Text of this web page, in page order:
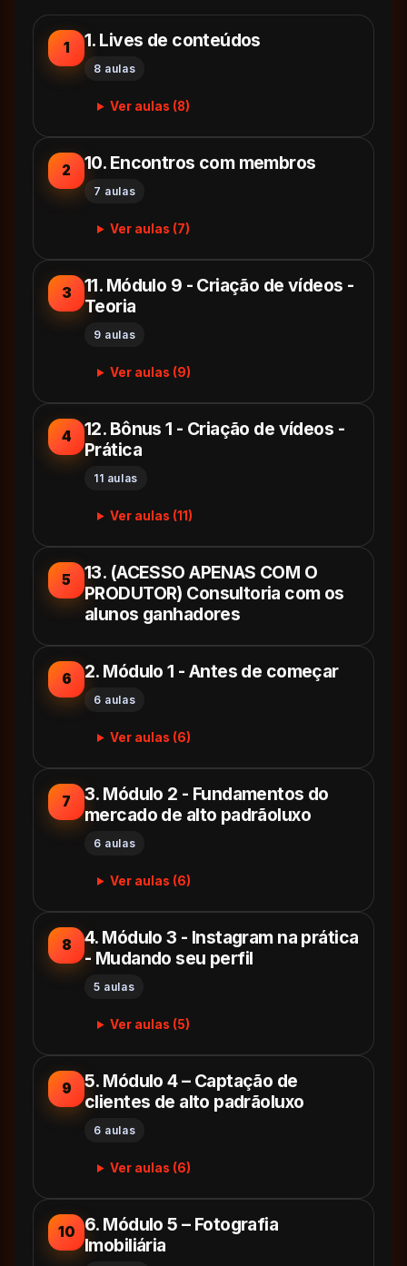
1 1. Lives de conteúdos
8 aulas
Ver aulas (8)
2 10. Encontros com membros
7 aulas
Ver aulas (7)
3
11. Módulo 9 - Criação de vídeos -
Teoria
9 aulas
Ver aulas (9)
4
12. Bônus 1 - Criação de vídeos -
Prática
11 aulas
Ver aulas (11)
5
13. (ACESSO APENAS COM O
PRODUTOR) Consultoria com os
alunos ganhadores
6 2. Módulo 1 - Antes de começar
6 aulas
Ver aulas (6)
7
3. Módulo 2 - Fundamentos do
mercado de alto padrãoluxo
6 aulas
Ver aulas (6)
8
4. Módulo 3 - Instagram na prática
- Mudando seu perfil
5 aulas
Ver aulas (5)
9
5. Módulo 4 – Captação de
clientes de alto padrãoluxo
6 aulas
Ver aulas (6)
10
6. Módulo 5 – Fotografia
Imobiliária